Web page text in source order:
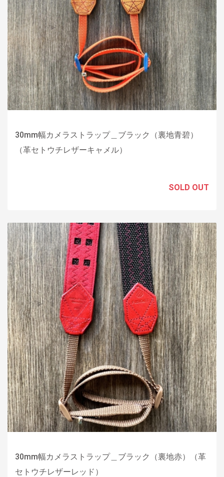
30mm幅カメラストラップ＿ブラック（裏地青碧）
（革セトウチレザーキャメル）
SOLD OUT
30mm幅カメラストラップ＿ブラック（裏地赤）（革
セトウチレザーレッド）